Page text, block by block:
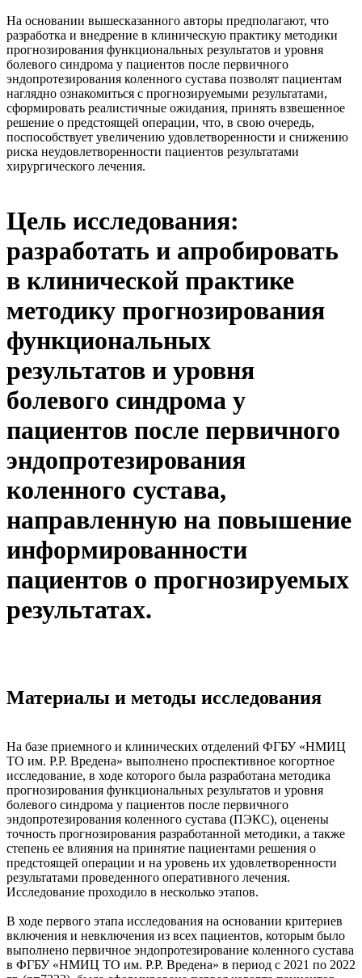
На основании вышесказанного авторы предполагают, что
разработка и внедрение в клиническую практику методики
прогнозирования функциональных результатов и уровня
болевого синдрома у пациентов после первичного
эндопротезирования коленного сустава позволят пациентам
наглядно ознакомиться с прогнозируемыми результатами,
сформировать реалистичные ожидания, принять взвешенное
решение о предстоящей операции, что, в свою очередь,
поспособствует увеличению удовлетворенности и снижению
риска неудовлетворенности пациентов результатами
хирургического лечения.
Цель исследования:
разработать и апробировать
в клинической практике
методику прогнозирования
функциональных
результатов и уровня
болевого синдрома у
пациентов после первичного
эндопротезирования
коленного сустава,
направленную на повышение
информированности
пациентов о прогнозируемых
результатах.
Материалы и методы исследования
На базе приемного и клинических отделений ФГБУ «НМИЦ
ТО им. Р.Р. Вредена» выполнено проспективное когортное
исследование, в ходе которого была разработана методика
прогнозирования функциональных результатов и уровня
болевого синдрома у пациентов после первичного
эндопротезирования коленного сустава (ПЭКС), оценены
точность прогнозирования разработанной методики, а также
степень ее влияния на принятие пациентами решения о
предстоящей операции и на уровень их удовлетворенности
результатами проведенного оперативного лечения.
Исследование проходило в несколько этапов.
В ходе первого этапа исследования на основании критериев
включения и невключения из всех пациентов, которым было
выполнено первичное эндопротезирование коленного сустава
в ФГБУ «НМИЦ ТО им. Р.Р. Вредена» в период с 2021 по 2022